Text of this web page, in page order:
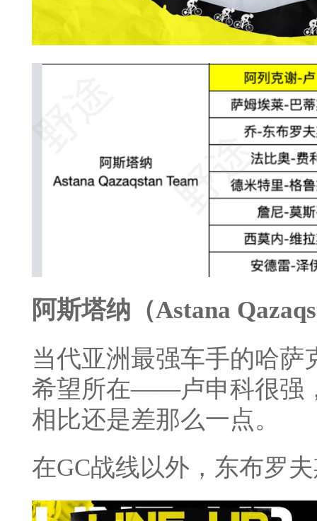
阿斯塔纳（Astana
当代亚洲最强车手的哈
希望所在——卢申科很强
相比还是差那么一点。
在GC战线以外，东布罗